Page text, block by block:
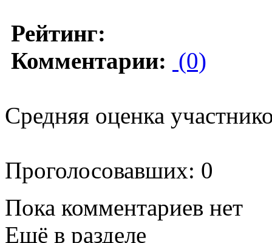
Рейтинг:
Комментарии: (0)
Средняя оценка
Проголосовавших: 0
Пока комментариев нет
Ещё в разделе